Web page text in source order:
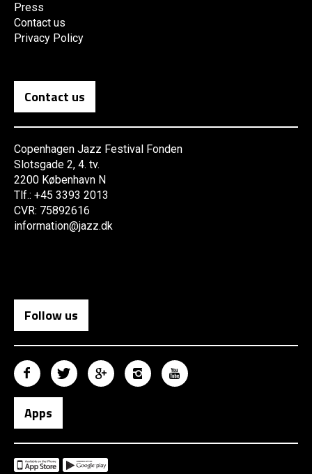
Press
Contact us
Privacy Policy
Contact us
Copenhagen Jazz Festival Fonden
Slotsgade 2, 4. tv.
2200 København N
Tlf.: +45 3393 2013
CVR: 75892616
information@jazz.dk
Follow us
Apps